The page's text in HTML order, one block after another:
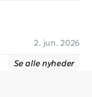
2. jun. 2026
Se alle nyheder